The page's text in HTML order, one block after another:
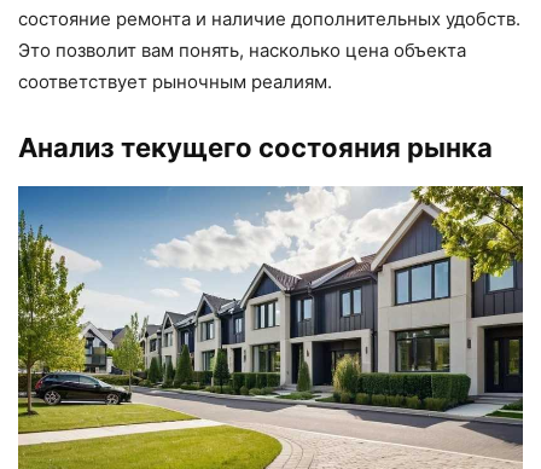
состояние ремонта и наличие дополнительных удобств.
Это позволит вам понять, насколько цена объекта
соответствует рыночным реалиям.
Анализ текущего состояния рынка